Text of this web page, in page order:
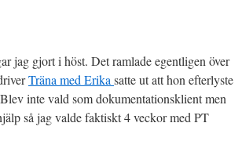
jag gjort i höst. Det ramlade egentligen över
Träna med Erika satte ut att hon efterlyste
inte vald som dokumentationsklient men
så jag valde faktiskt 4 veckor med PT